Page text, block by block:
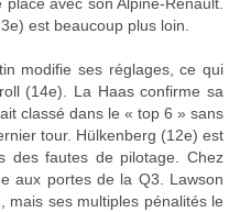
est beaucoup plus loin.
modifie ses réglages, ce qui
(14e). La Haas confirme sa
classé dans le « top 6 » sans
tour. Hülkenberg (12e) est
des fautes de pilotage. Chez
aux portes de la Q3. Lawson
ses multiples pénalités le